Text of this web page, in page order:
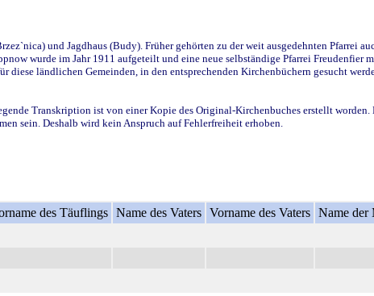
und Jagdhaus (Budy). Früher gehörten zu der weit ausgedehnten Pfarrei
wurde im Jahr 1911 aufgeteilt und eine neue selbständige Pfarrei Freudenfier
ländlichen Gemeinden, in den entsprechenden Kirchenbüchern gesucht
Transkription ist von einer Kopie des Original-Kirchenbuches erstellt
sein. Deshalb wird kein Anspruch auf Fehlerfreiheit erhoben.
des Täuflings Name des Vaters Vorname des Vaters Name der